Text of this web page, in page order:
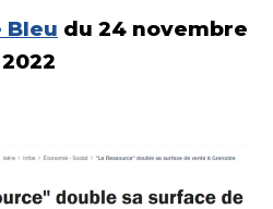
Bleu du 24 novembre
2022